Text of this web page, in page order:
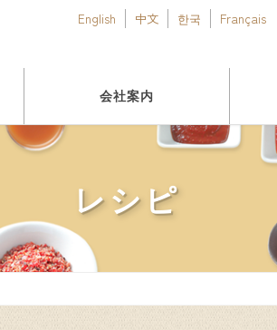
English 中文 한국 Français
会社案内
レシピ